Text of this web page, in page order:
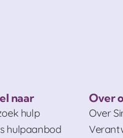
naar
hulp
hulpaanbod
Over
Over